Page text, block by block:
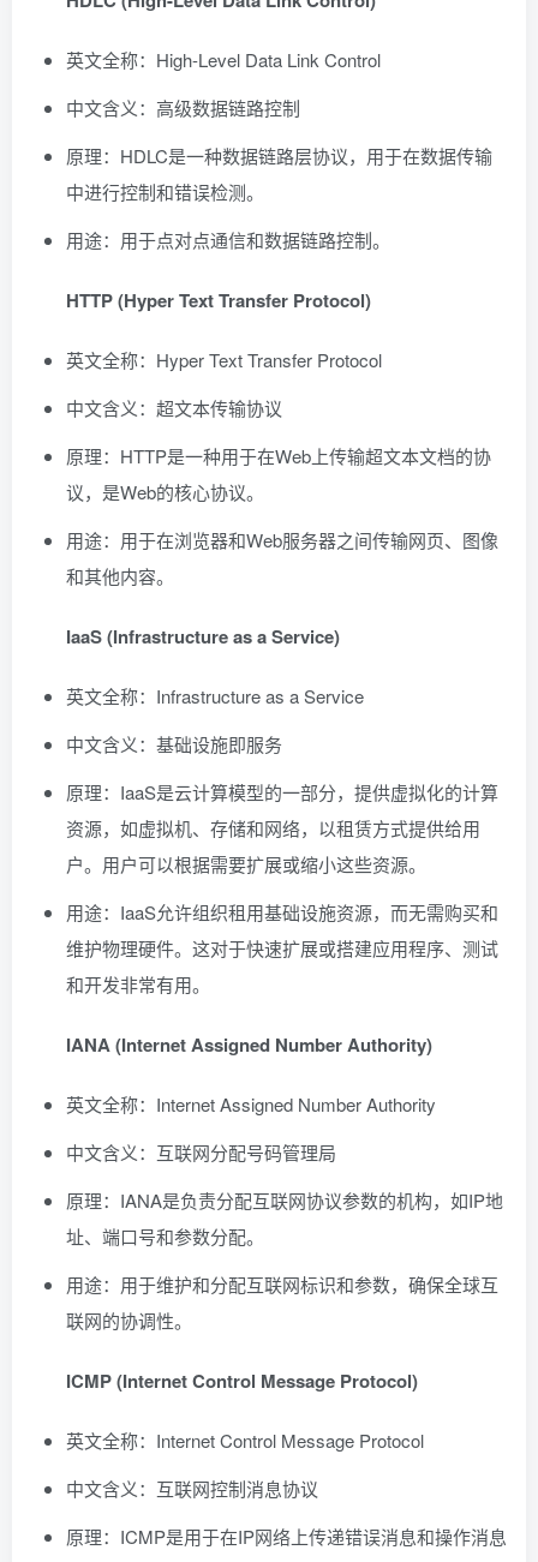
英文全称：High-Level Data Link Control
中文含义：高级数据链路控制
原理：HDLC是一种数据链路层协议，用于在数据传输
中进行控制和错误检测。
用途：用于点对点通信和数据链路控制。
HTTP (Hyper Text Transfer Protocol)
英文全称：Hyper Text Transfer Protocol
中文含义：超文本传输协议
原理：HTTP是一种用于在Web上传输超文本文档的协
议，是Web的核心协议。
用途：用于在浏览器和Web服务器之间传输网页、图像
和其他内容。
IaaS (Infrastructure as a Service)
英文全称：Infrastructure as a Service
中文含义：基础设施即服务
原理：IaaS是云计算模型的一部分，提供虚拟化的计算
资源，如虚拟机、存储和网络，以租赁方式提供给用
户。用户可以根据需要扩展或缩小这些资源。
用途：IaaS允许组织租用基础设施资源，而无需购买和
维护物理硬件。这对于快速扩展或搭建应用程序、测试
和开发非常有用。
IANA (Internet Assigned Number Authority)
英文全称：Internet Assigned Number Authority
中文含义：互联网分配号码管理局
原理：IANA是负责分配互联网协议参数的机构，如IP地
址、端口号和参数分配。
用途：用于维护和分配互联网标识和参数，确保全球互
联网的协调性。
ICMP (Internet Control Message Protocol)
英文全称：Internet Control Message Protocol
中文含义：互联网控制消息协议
原理：ICMP是用于在IP网络上传递错误消息和操作消息